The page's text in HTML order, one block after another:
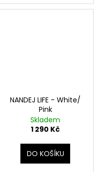
NANDEJ LIFE - White/
Pink
Skladem
1 290 Kč
DO KOŠÍKU